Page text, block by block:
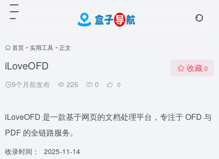
首页 • 实用工具 • 正文
iLoveOFD
9个月前发布 226 0 0
收藏 0
iLoveOFD 是一款基于网页的文档处理平台，专注于 OFD 与
PDF 的全链路服务。
收录时间：
2025-11-14